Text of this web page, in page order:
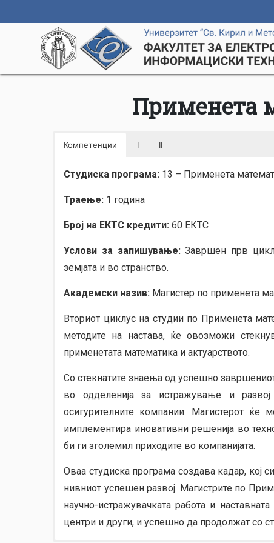
Применета
Компетенции I II
Студиска програма: 13 – Применета
Траење: 1 година
Број на ЕКТС кредити: 60 ЕКТС
Услови за запишување:Завршен прв
земјата и во странство.
Академски назив: Магистер по применета
Вториот циклус на студии по Применета
методите на настава, ќе овозможи
применетата математика и актуарството.
Со стекнатите знаења од успешно
во одделенија за истражување и
осигурителните компании. Магистерот
имплементира иновативни решенија во
би ги зголемил приходите во компанијата.
Оваа студиска програма создава кадар, кој
нивниот успешен развој. Магистрите по
научно-истражувачката работа и
центри и други, и успешно да продолжат со